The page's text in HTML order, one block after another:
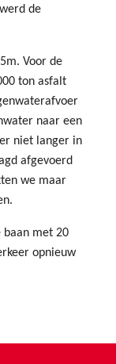
de
Voor de
ton asfalt
naar een
niet langer in
afgevoerd
we maar
baan met 20
opnieuw